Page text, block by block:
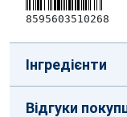
8595603510268
Інгредієнти
Відгуки